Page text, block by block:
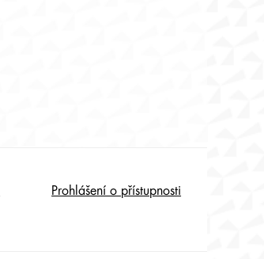
Prohlášení o přístupnosti